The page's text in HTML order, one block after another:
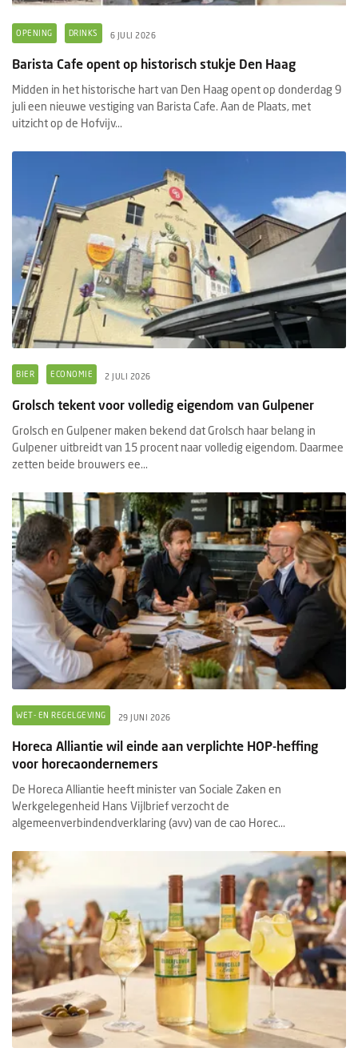
OPENING DRINKS 6 JULI 2026
Barista Cafe opent op historisch stukje Den Haag
Midden in het historische hart van Den Haag opent op donderdag 9
juli een nieuwe vestiging van Barista Cafe. Aan de Plaats, met
uitzicht op de Hofvijv...
BIER ECONOMIE 2 JULI 2026
Grolsch tekent voor volledig eigendom van Gulpener
Grolsch en Gulpener maken bekend dat Grolsch haar belang in
Gulpener uitbreidt van 15 procent naar volledig eigendom. Daarmee
zetten beide brouwers ee...
WET- EN REGELGEVING 29 JUNI 2026
Horeca Alliantie wil einde aan verplichte HOP-heffing
voor horecaondernemers
De Horeca Alliantie heeft minister van Sociale Zaken en
Werkgelegenheid Hans Vijlbrief verzocht de
algemeenverbindendverklaring (avv) van de cao Horec...